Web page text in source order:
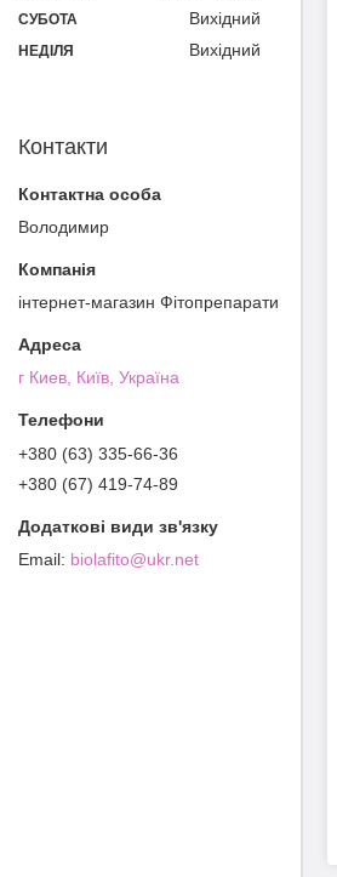
СУБОТА Вихідний
НЕДІЛЯ Вихідний
Контакти
Володимир
інтернет-магазин Фітопрепарати
г Киев, Київ, Україна
+380 (63) 335-66-36
+380 (67) 419-74-89
biolafito@ukr.net